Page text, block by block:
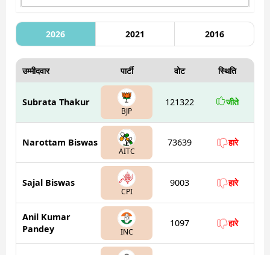
2026 2021 2016
उम्मीदवार पार्टी वोट स्थिति
Subrata Thakur
BJP
121322 जीते
Narottam Biswas
AITC
73639 हारे
Sajal Biswas
CPI
9003 हारे
Anil Kumar
Pandey
INC
1097 हारे